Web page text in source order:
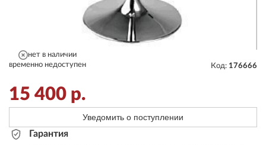
нет в наличии
временно недоступен
Код: 176666
15 400 р.
Уведомить о поступлении
Гарантия